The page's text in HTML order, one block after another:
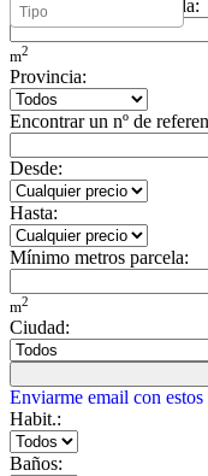
Mínimo metros vivienda:
m2
Provincia:
Encontrar un nº de
Desde:
Hasta:
Mínimo metros parcela:
m2
Ciudad:
Enviarme email con estos
Habit.:
Baños: